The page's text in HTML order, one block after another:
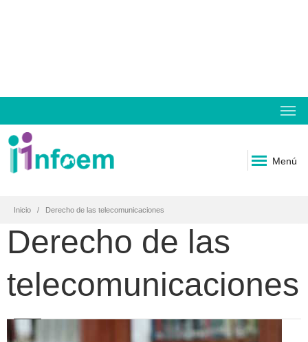
Menú
Inicio Derecho de las telecomunicaciones
Derecho de las
telecomunicaciones